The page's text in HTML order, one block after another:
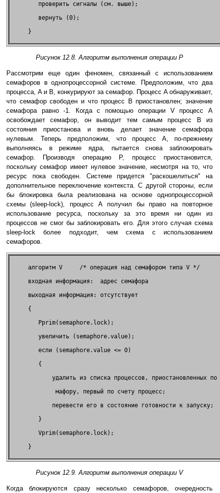
проверить сигналы (см.
вернуть
Рисунок 12.8. Алгоритм выполнения операции P
Рассмотрим еще один феномен, связанный с использованием
семафоров в однопроцессорной системе. Предположим, что два
процесса, A и B, конкурируют за семафор. Процесс A обнаруживает,
что семафор свободен и что процесс B приостановлен; значение
семафора равно -1. Когда с помощью операции V процесс A
освобождает семафор, он выводит тем самым процесс B из
состояния приостанова и вновь делает значение семафора
нулевым. Теперь предположим, что процесс A, по-прежнему
выполняясь в режиме ядра, пытается снова заблокировать
семафор. Производя операцию P, процесс приостановится,
поскольку семафор имеет нулевое значение, несмотря на то, что
ресурс пока свободен. Системе придется "раскошелиться" на
дополнительное переключение контекста. С другой стороны, если
бы блокировка была реализована на основе однопроцессорной
схемы (sleep-lock), процесс A получил бы право на повторное
использование ресурса, поскольку за это время ни один из
процессов не смог бы заблокировать его. Для этого случая схема
sleep-lock более подходит, чем схема с использованием
семафоров.
алгоритм V     /* операция над семафором типа V
входная информация:  адрес
выходная информация:
увеличить
если (semaphore.value <=
удалить из списка процессов, приостановленных по
мафору, первый по счету
перевести его в состояние готовности к
Рисунок 12.9. Алгоритм выполнения операции V
Когда блокируются сразу несколько семафоров, очередность